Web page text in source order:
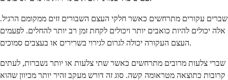
שברים עקורים מתרחשים כאשר חלקי העצם השבורים זזים ממקומם הרגיל.
אלה יכולים להיות כואבים יותר ויכולים לקחת זמן רב יותר להחלים. לפעמים
העצם העקורה יכולה לגרום לגירוי בשרירים או בעצבים סמוכים.
שברי צלעות מרובים מתרחשים כאשר שתי צלעות או יותר נשברות, לעתים
קרובות כתוצאה מטראומה קשה. סוג זה דורש מעקב זהיר יותר מכיוון שהוא